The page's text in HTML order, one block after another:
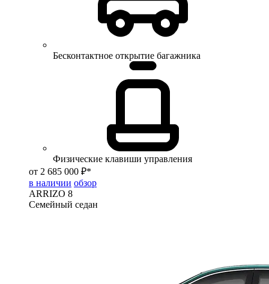
Бесконтактное открытие багажника
Физические клавиши управления
от 2 685 000 ₽*
в наличии обзор
ARRIZO 8
Семейный седан